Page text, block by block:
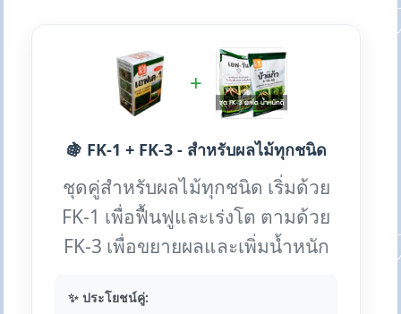
+
🍇 FK-1 + FK-3 - สำหรับผลไม้ทุกชนิด
ชุดคู่สำหรับผลไม้ทุกชนิด เริ่มด้วย
FK-1 เพื่อฟื้นฟูและเร่งโต ตามด้วย
FK-3 เพื่อขยายผลและเพิ่มน้ำหนัก
✨ ประโยชน์คู่: